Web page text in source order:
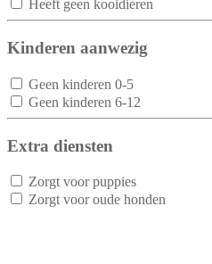
Heeft geen kooidieren
Kinderen aanwezig
Geen kinderen 0-5
Geen kinderen 6-12
Extra diensten
Zorgt voor puppies
Zorgt voor oude honden